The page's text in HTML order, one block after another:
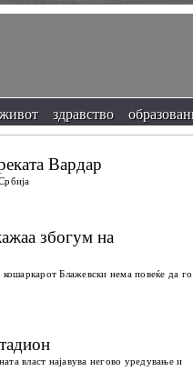
живот здравство
Вардар
збогум на
Блажевски нема повеќе да го
власт најавува негово уредување и